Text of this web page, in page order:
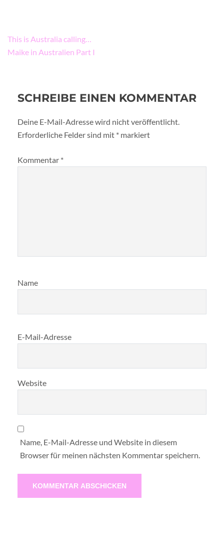
Beitragsnavigation
This is Australia calling…
Maike in Australien Part I
SCHREIBE EINEN KOMMENTAR
Deine E-Mail-Adresse wird nicht veröffentlicht.
Erforderliche Felder sind mit * markiert
Kommentar *
Name
E-Mail-Adresse
Website
Name, E-Mail-Adresse und Website in diesem
Browser für meinen nächsten Kommentar speichern.